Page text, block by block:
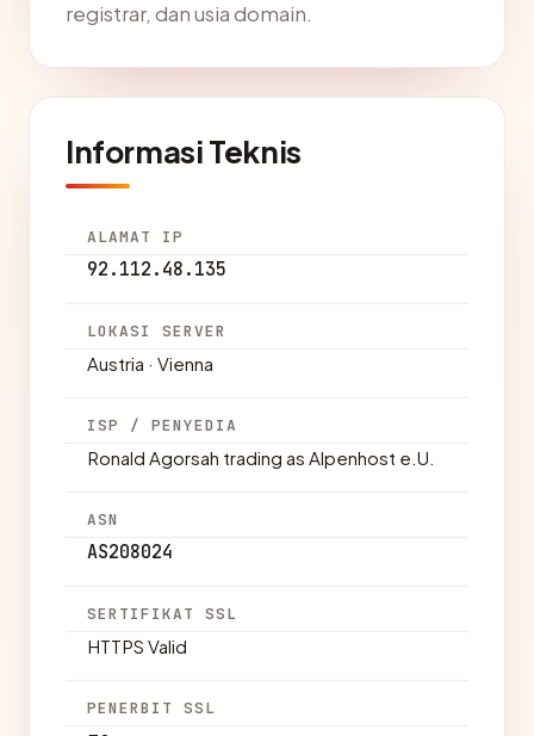
registrar, dan usia domain.
Informasi Teknis
ALAMAT IP
92.112.48.135
LOKASI SERVER
Austria · Vienna
ISP / PENYEDIA
Ronald Agorsah trading as Alpenhost e.U.
ASN
AS208024
SERTIFIKAT SSL
HTTPS Valid
PENERBIT SSL